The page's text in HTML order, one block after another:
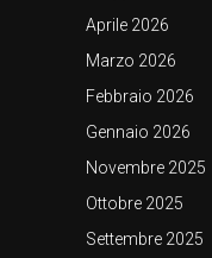
Aprile 2026
Marzo 2026
Febbraio 2026
Gennaio 2026
Novembre 2025
Ottobre 2025
Settembre 2025